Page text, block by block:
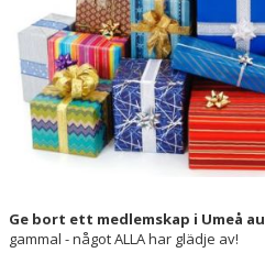
Ge bort ett medlemskap i Umeå
gammal - något ALLA har glädje av!